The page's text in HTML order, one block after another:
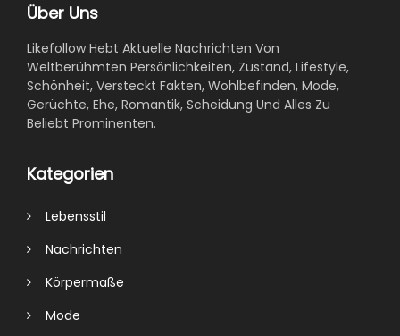
Über Uns
Likefollow Hebt Aktuelle Nachrichten Von
Weltberühmten Persönlichkeiten, Zustand, Lifestyle,
Schönheit, Versteckt Fakten, Wohlbefinden, Mode,
Gerüchte, Ehe, Romantik, Scheidung Und Alles Zu
Beliebt Prominenten.
Kategorien
Lebensstil
Nachrichten
Körpermaße
Mode